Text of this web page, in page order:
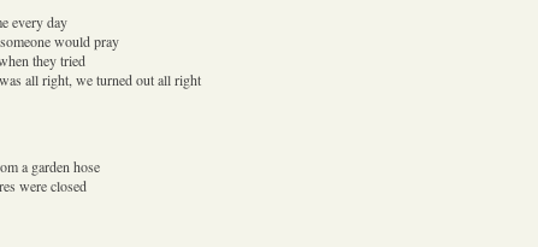
every day
would pray
they tried
all right, we turned out all right
a garden hose
were closed